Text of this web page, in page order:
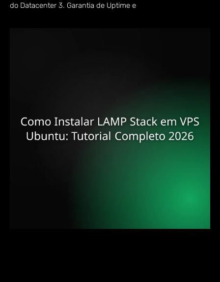
do Datacenter 3. Garantia de Uptime e